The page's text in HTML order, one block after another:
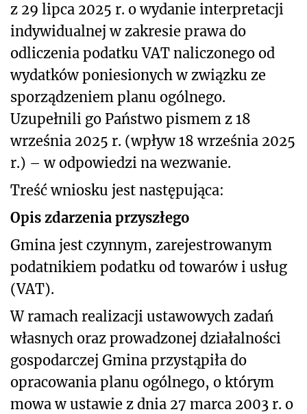
z 29 lipca 2025 r. o wydanie interpretacji
indywidualnej w zakresie prawa do
odliczenia podatku VAT naliczonego od
wydatków poniesionych w związku ze
sporządzeniem planu ogólnego.
Uzupełnili go Państwo pismem z 18
września 2025 r. (wpływ 18 września 2025
r.) – w odpowiedzi na wezwanie.
Treść wniosku jest następująca:
Opis zdarzenia przyszłego
Gmina jest czynnym, zarejestrowanym
podatnikiem podatku od towarów i usług
(VAT).
W ramach realizacji ustawowych zadań
własnych oraz prowadzonej działalności
gospodarczej Gmina przystąpiła do
opracowania planu ogólnego, o którym
mowa w ustawie z dnia 27 marca 2003 r. o